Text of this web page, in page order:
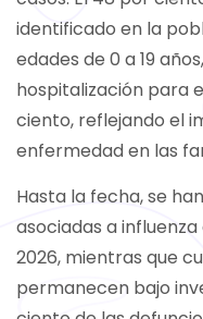
identificado en la
edades de 0 a 19
hospitalización para
ciento, reflejando el
enfermedad en las
Hasta la fecha, se
asociadas a
2026, mientras que
permanecen bajo